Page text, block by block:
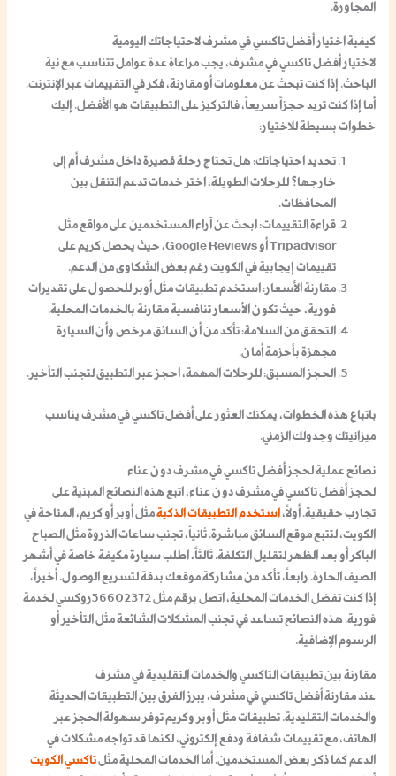
المجاورة.
كيفية اختيار أفضل تاكسي في مشرف لاحتياجاتك اليومية
لاختيار أفضل تاكسي في مشرف، يجب مراعاة عدة عوامل تتناسب مع نية
الباحث. إذا كنت تبحث عن معلومات أو مقارنة، فكر في التقييمات عبر الإنترنت.
أما إذا كنت تريد حجزاً سريعاً، فالتركيز على التطبيقات هو الأفضل. إليك
خطوات بسيطة للاختيار:
تحديد احتياجاتك: هل تحتاج رحلة قصيرة داخل مشرف أم إلى
خارجها؟ للرحلات الطويلة، اختر خدمات تدعم التنقل بين
المحافظات.
قراءة التقييمات: ابحث عن آراء المستخدمين على مواقع مثل
Tripadvisor أو Google Reviews، حيث يحصل كريم على
تقييمات إيجابية في الكويت رغم بعض الشكاوى من الدعم.
مقارنة الأسعار: استخدم تطبيقات مثل أوبر للحصول على تقديرات
فورية، حيث تكون الأسعار تنافسية مقارنة بالخدمات المحلية.
التحقق من السلامة: تأكد من أن السائق مرخص وأن السيارة
مجهزة بأحزمة أمان.
الحجز المسبق: للرحلات المهمة، احجز عبر التطبيق لتجنب التأخير.
باتباع هذه الخطوات، يمكنك العثور على أفضل تاكسي في مشرف يناسب
ميزانيتك وجدولك الزمني.
نصائح عملية لحجز أفضل تاكسي في مشرف دون عناء
لحجز أفضل تاكسي في مشرف دون عناء، اتبع هذه النصائح المبنية على
تجارب حقيقية. أولاً،استخدم التطبيقات الذكيةمثل أوبر أو كريم، المتاحة في
الكويت، لتتبع موقع السائق مباشرة. ثانياً، تجنب ساعات الذروة مثل الصباح
الباكر أو بعد الظهر لتقليل التكلفة. ثالثاً، اطلب سيارة مكيفة خاصة في أشهر
الصيف الحارة. رابعاً، تأكد من مشاركة موقعك بدقة لتسريع الوصول. أخيراً،
إذا كنت تفضل الخدمات المحلية، اتصل برقم مثل56602372روكسي لخدمة
فورية. هذه النصائح تساعد في تجنب المشكلات الشائعة مثل التأخير أو
الرسوم الإضافية.
مقارنة بين تطبيقات التاكسي والخدمات التقليدية في مشرف
عند مقارنة أفضل تاكسي في مشرف، يبرز الفرق بين التطبيقات الحديثة
والخدمات التقليدية. تطبيقات مثل أوبر وكريم توفر سهولة الحجز عبر
الهاتف، مع تقييمات شفافة ودفع إلكتروني، لكنها قد تواجه مشكلات في
الدعم كما ذكر بعض المستخدمين. أما الخدمات المحلية مثلتاكسي الكويت